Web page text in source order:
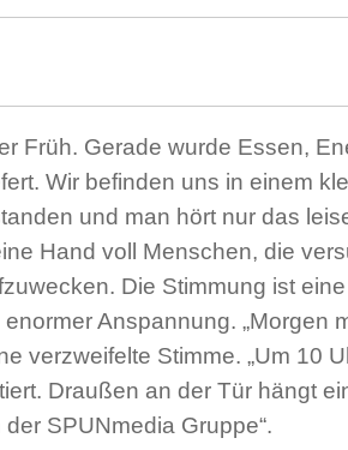
Früh. Gerade wurde Essen,
Wir befinden uns in einem
und man hört nur das
Hand voll Menschen, die
Die Stimmung ist
Anspannung. „Morgen
verzweifelte Stimme. „Um 10
Draußen an der Tür hängt
SPUNmedia Gruppe“.